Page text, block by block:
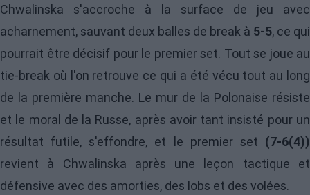
Chwalinska s'accroche à la surface de jeu avec
acharnement, sauvant deux balles de break à 5-5, ce qui
pourrait être décisif pour le premier set. Tout se joue au
tie-break où l'on retrouve ce qui a été vécu tout au long
de la première manche. Le mur de la Polonaise résiste
et le moral de la Russe, après avoir tant insisté pour un
résultat futile, s'effondre, et le premier set (7-6(4))
revient à Chwalinska après une leçon tactique et
défensive avec des amorties, des lobs et des volées.